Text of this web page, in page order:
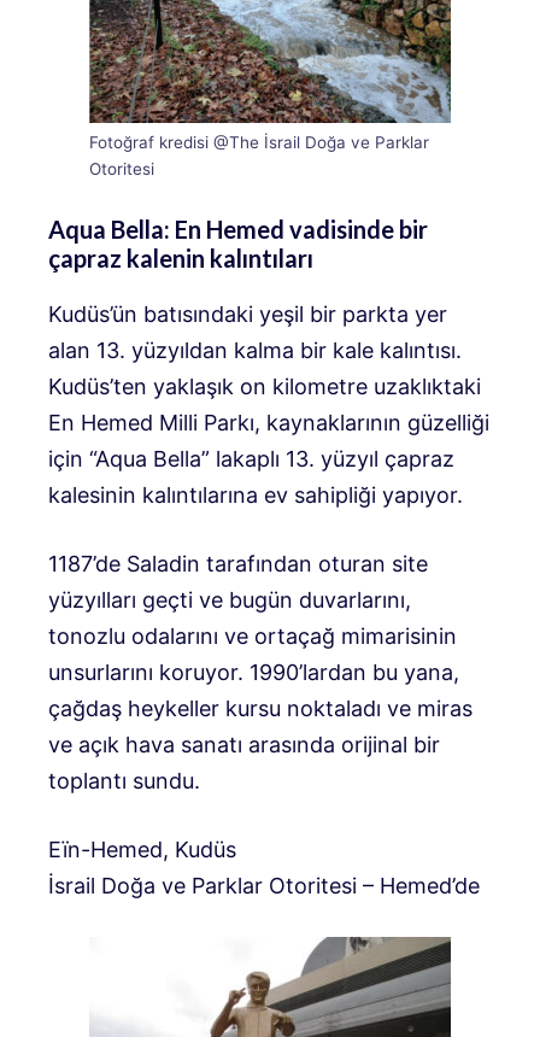
Fotoğraf kredisi @The İsrail Doğa ve Parklar
Otoritesi
Aqua Bella: En Hemed vadisinde bir
çapraz kalenin kalıntıları
Kudüs’ün batısındaki yeşil bir parkta yer
alan 13. yüzyıldan kalma bir kale kalıntısı.
Kudüs’ten yaklaşık on kilometre uzaklıktaki
En Hemed Milli Parkı, kaynaklarının güzelliği
için “Aqua Bella” lakaplı 13. yüzyıl çapraz
kalesinin kalıntılarına ev sahipliği yapıyor.
1187’de Saladin tarafından oturan site
yüzyılları geçti ve bugün duvarlarını,
tonozlu odalarını ve ortaçağ mimarisinin
unsurlarını koruyor. 1990’lardan bu yana,
çağdaş heykeller kursu noktaladı ve miras
ve açık hava sanatı arasında orijinal bir
toplantı sundu.
Eïn-Hemed, Kudüs
İsrail Doğa ve Parklar Otoritesi – Hemed’de